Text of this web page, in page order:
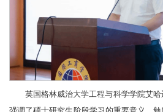
英国格林威治大学工程与科学学院艾